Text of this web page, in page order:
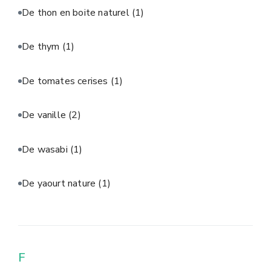
De thon en boite naturel (1)
De thym (1)
De tomates cerises (1)
De vanille (2)
De wasabi (1)
De yaourt nature (1)
F